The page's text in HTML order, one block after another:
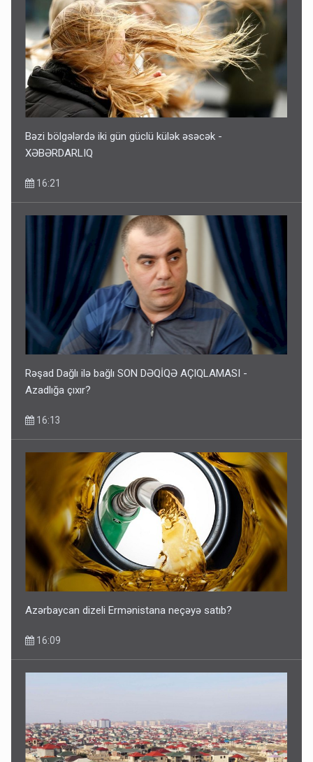
Bəzi bölgələrdə iki gün güclü külək əsəcək -
XƏBƏRDARLIQ
16:21
Rəşad Dağlı ilə bağlı SON DƏQİQƏ AÇIQLAMASI -
Azadlığa çıxır?
16:13
Azərbaycan dizeli Ermənistana neçəyə satıb?
16:09